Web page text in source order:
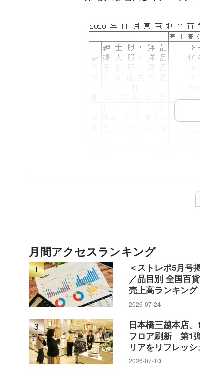
月間アクセスランキング
1
＜ストレポ5月号
／品目別 全国百
売上高ランキング
2026-07-24
3
日本橋三越本店
フロア刷新 第1
リアをリフレッシ
2026-07-10